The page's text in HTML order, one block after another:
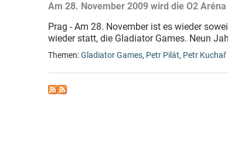
Am 28. November 2009 wird die O2
Prag - Am 28. November ist es wieder
wieder statt, die Gladiator Games. Neun
Themen:Gladiator Games, Petr Pilát, Petr Kuchař